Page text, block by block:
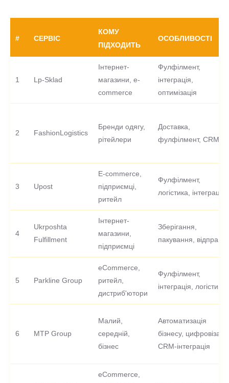
# СЕРВІС
КОМУ
ПІДХОДИТЬ
ОСОБЛИВОСТІ
1 Lp-Sklad
Інтернет-
магазини, e-
commerce
Фулфілмент,
інтеграція,
оптимізація
2 FashionLogistics
Бренди одягу,
рітейлери
Доставка,
фулфілмент, CRM
3 Upost
E-commerce,
підприємці,
ритейл
Фулфілмент,
логістика, інтеграція
4
Ukrposhta
Fulfillment
Інтернет-
магазини,
підприємці
Зберігання,
пакування, відправка
5 Parkline Group
eCommerce,
ритейл,
дистриб'ютори
Фулфілмент,
інтеграція, логістика
6 MTP Group
Малий,
середній,
бізнес
Автоматизація
бізнесу,
CRM-інтеграція
eCommerce,